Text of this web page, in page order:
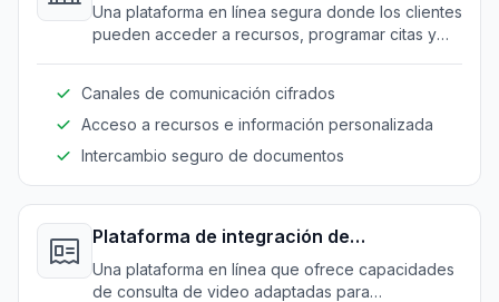
Una plataforma en línea segura donde los clientes
pueden acceder a recursos, programar citas y
Canales de comunicación cifrados
Acceso a recursos e información personalizada
Intercambio seguro de documentos
Plataforma de integración de
telemedicina
Una plataforma en línea que ofrece capacidades
de consulta de video adaptadas para